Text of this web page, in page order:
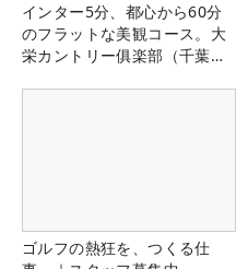
インター5分、都心から60分
のフラットな美観コース。大
栄カントリー俱楽部（千葉
ゴルフの熱狂を、つくる仕